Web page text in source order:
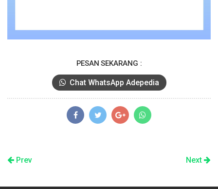
PESAN SEKARANG :
Chat WhatsApp Adepedia
Prev Next